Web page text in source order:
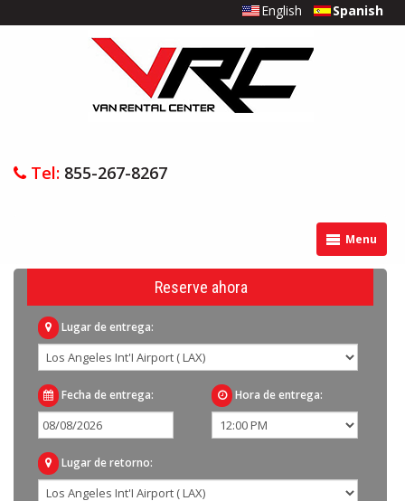
English Spanish
Tel: 855-267-8267
Menu
Reserve ahora
Lugar de entrega:
Fecha de entrega: Hora de entrega:
Lugar de retorno: